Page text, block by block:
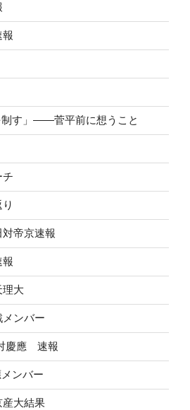
報
制す」——菅平前に想うこと
チ
帝京速報
大
ンバー
慶應 速報
ンバー
産大結果